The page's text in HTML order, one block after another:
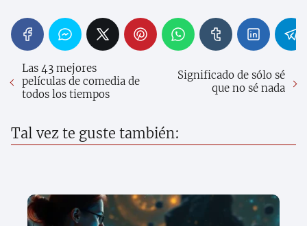
Las 43 mejores
películas de comedia de
todos los tiempos
Significado de sólo sé
que no sé nada
Tal vez te guste también: